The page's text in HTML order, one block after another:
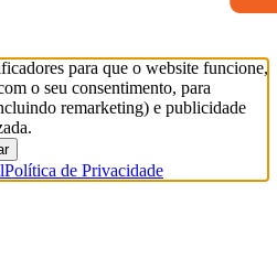
para que o website funcione,
o seu consentimento, para
remarketing) e publicidade
Política de Privacidade